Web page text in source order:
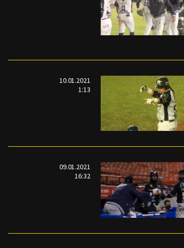
10.01.2021
1:13
09.01.2021
16:32